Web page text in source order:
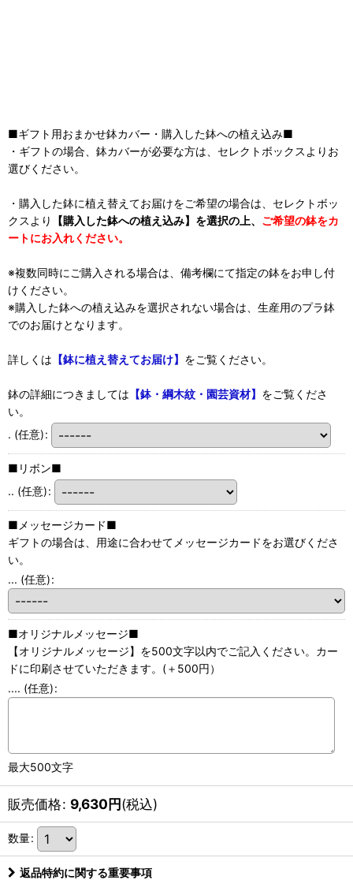
■ギフト用おまかせ鉢カバー・購入した鉢への植え込み■
・ギフトの場合、鉢カバーが必要な方は、セレクトボックスよりお
選びください。
・購入した鉢に植え替えてお届けをご希望の場合は、セレクトボッ
クスより
【購入した鉢への植え込み】を選択の上、 ご希望の鉢をカ
ートにお入れください。
※複数同時にご購入される場合は、備考欄にて指定の鉢をお申し付
けください。
※購入した鉢への植え込みを選択されない場合は、生産用のプラ鉢
でのお届けとなります。
詳しくは 【鉢に植え替えてお届け】 をご覧ください。
鉢の詳細につきましては 【鉢・綱木紋・園芸資材】 をご覧くださ
い。
. (任意):
■リボン■
.. (任意):
■メッセージカード■
ギフトの場合は、用途に合わせてメッセージカードをお選びくださ
い。
... (任意):
■オリジナルメッセージ■
【オリジナルメッセージ】を500文字以内でご記入ください。カー
ドに印刷させていただきます。(＋500円）
.... (任意):
最大500文字
販売価格: 9,630円(税込)
数量:
返品特約に関する重要事項